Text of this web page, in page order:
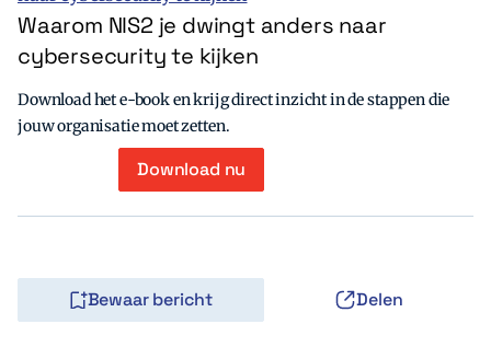
Waarom NIS2 je dwingt anders naar
cybersecurity te kijken
Download het e-book en krijg direct inzicht in de stappen die
jouw organisatie moet zetten.
Download nu
Bewaar bericht Delen